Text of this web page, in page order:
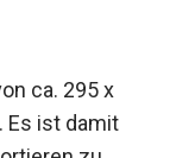
ca. 295 x
Es ist damit
zu